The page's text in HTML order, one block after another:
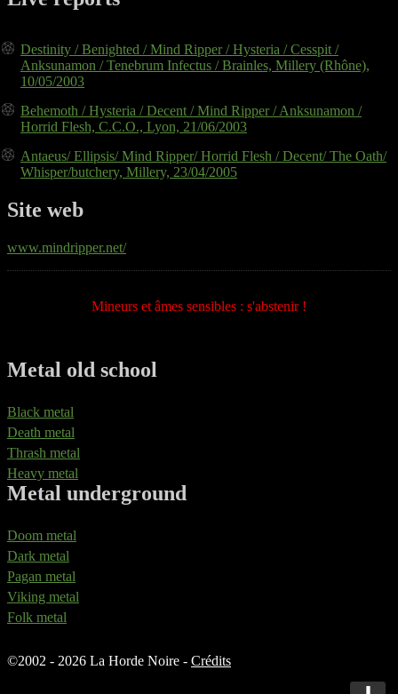
Destinity / Benighted / Mind Ripper / Hysteria / Cesspit /
Anksunamon / Tenebrum Infectus / Brainles, Millery (Rhône),
10/05/2003
Behemoth / Hysteria / Decent / Mind Ripper / Anksunamon /
Horrid Flesh, C.C.O., Lyon, 21/06/2003
Antaeus/ Ellipsis/ Mind Ripper/ Horrid Flesh / Decent/ The Oath/
Whisper/butchery, Millery, 23/04/2005
Site web
www.mindripper.net/
Mineurs et âmes sensibles : s'abstenir !
Metal old school
Black metal
Death metal
Thrash metal
Heavy metal
Metal underground
Doom metal
Dark metal
Pagan metal
Viking metal
Folk metal
©2002 - 2026 La Horde Noire - Crédits